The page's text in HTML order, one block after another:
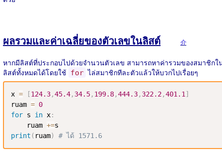
ผลรวมและค่าเฉลี่ยของตัวเลขในลิสต์ 介
หากมีลิสต์ที่ประกอบไปด้วยจำนวนตัวเลข สามารถหาค่ารวมของสมาชิกใ
ลิสต์ทั้งหมดได้โดยใช้ for ไล่สมาชิกทีละตัวแล้วให้บวกไปเรื่อยๆ
x = [124.3,45.4, 34.5, 199.8,444.3, 322.2,401.1 ]
ruam = 0
for s in x:
    ruam
+=
print ( ruam) # ได้ 1571.6